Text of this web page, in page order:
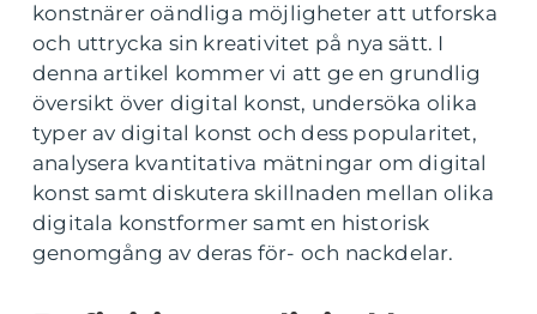
konstnärer oändliga möjligheter att utforska
och uttrycka sin kreativitet på nya sätt. I
denna artikel kommer vi att ge en grundlig
översikt över digital konst, undersöka olika
typer av digital konst och dess popularitet,
analysera kvantitativa mätningar om digital
konst samt diskutera skillnaden mellan olika
digitala konstformer samt en historisk
genomgång av deras för- och nackdelar.